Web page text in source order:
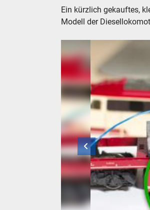
Ein kürzlich gekauftes,
Modell der